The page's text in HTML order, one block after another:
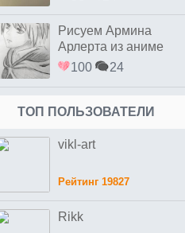
Рисуем Армина
Арлерта из аниме
Восстание титанов
100 24
ТОП ПОЛЬЗОВАТЕЛИ
vikl-art
Рейтинг 19827
Rikk